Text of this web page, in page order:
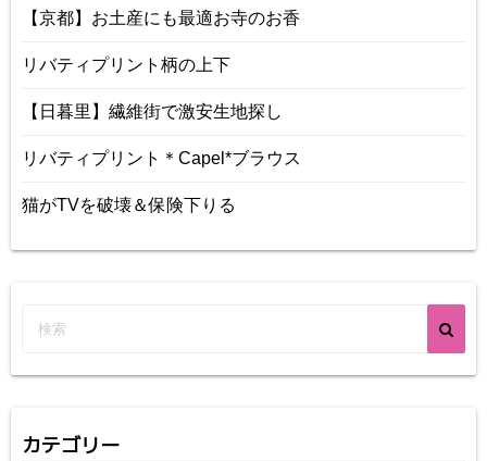
【京都】お土産にも最適お寺のお香
リバティプリント柄の上下
【日暮里】繊維街で激安生地探し
リバティプリント＊Capel*ブラウス
猫がTVを破壊＆保険下りる
カテゴリー